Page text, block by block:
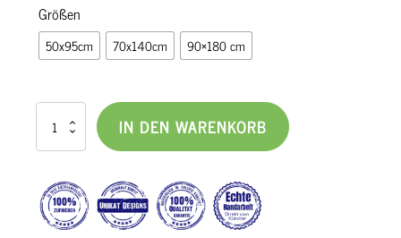
bis
899,00 €
Größen
50x95cm 70x140cm 90×180 cm
Altitude
IN DEN WARENKORB